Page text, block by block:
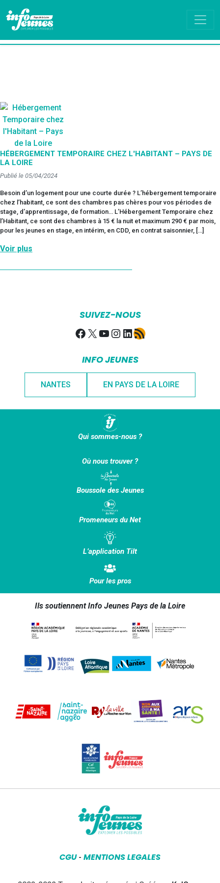
HÉBERGEMENT TEMPORAIRE CHEZ L'HABITANT – PAYS DE
LA LOIRE
Publié le 05/04/2024
Besoin d’un logement pour une courte durée ? L’hébergement temporaire
chez l’habitant, ce sont des chambres pas chères pour vos périodes de
stage, d’apprentissage, de formation… L’Hébergement Temporaire chez
l’Habitant, ce sont des chambres à 15 € la nuit et maximum 290 € par mois,
pour les jeunes en stage, en intérim, en CDD, en contrat saisonnier, […]
Voir plus
SUIVEZ-NOUS
Facebook
X YouTube
Instagram
LinkedIn
Flux RSS
INFO JEUNES
NANTES EN PAYS DE LA LOIRE
Qui sommes-nous ?
Où nous trouver ?
Boussole des Jeunes
Promeneurs du Net
L’application Tilt
Pour les pros
Ils soutiennent Info Jeunes Pays de la Loire
CGU- MENTIONS LEGALES